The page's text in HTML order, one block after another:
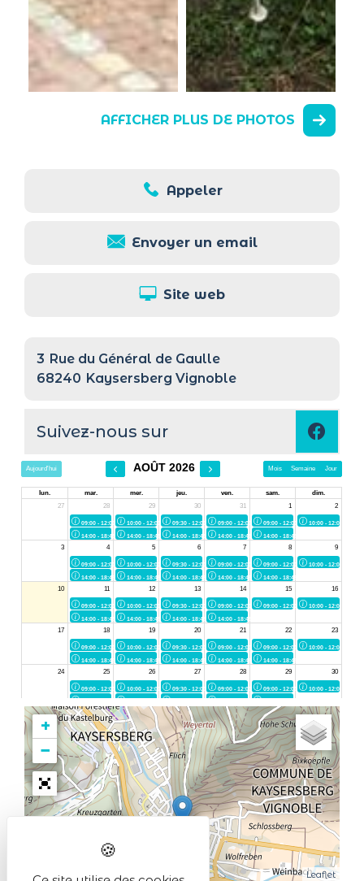
AFFICHER PLUS DE PHOTOS
Appeler
Envoyer un email
Site web
3 Rue du Général de Gaulle
68240 Kaysersberg Vignoble
Suivez-nous sur
+
−
Leaflet